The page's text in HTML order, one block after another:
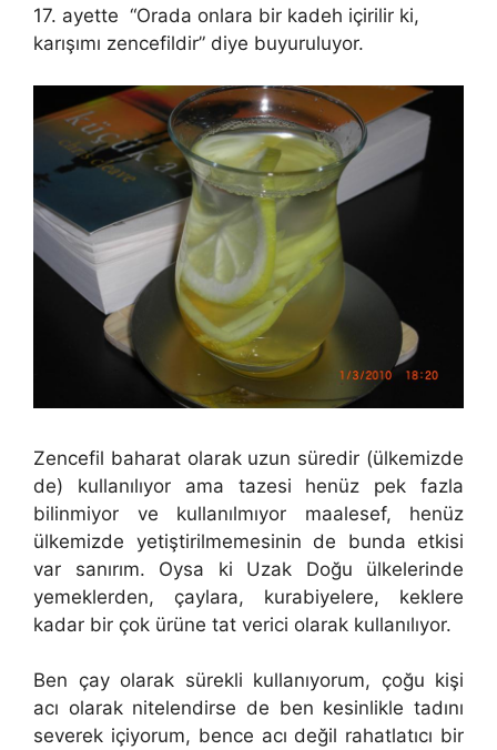
17. ayette “Orada onlara bir kadeh içirilir ki,
karışımı zencefildir” diye buyuruluyor.
Zencefil baharat olarak uzun süredir (ülkemizde
de) kullanılıyor ama tazesi henüz pek fazla
bilinmiyor ve kullanılmıyor maalesef, henüz
ülkemizde yetiştirilmemesinin de bunda etkisi
var sanırım. Oysa ki Uzak Doğu ülkelerinde
yemeklerden, çaylara, kurabiyelere, keklere
kadar bir çok ürüne tat verici olarak kullanılıyor.
Ben çay olarak sürekli kullanıyorum, çoğu kişi
acı olarak nitelendirse de ben kesinlikle tadını
severek içiyorum, bence acı değil rahatlatıcı bir